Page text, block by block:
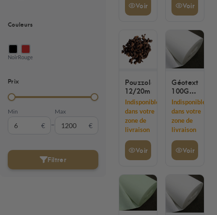
Couleurs
NoirRouge
Prix
Min
€ –
Max
€
Filtrer
Voir Voir
Pouzzolane
12/20mm
Indisponible
dans votre
zone de
livraison
Voir
Géotextile
100G
25 M X
2 M
50M2
Indisponible
dans votre
zone de
livraison
Voir